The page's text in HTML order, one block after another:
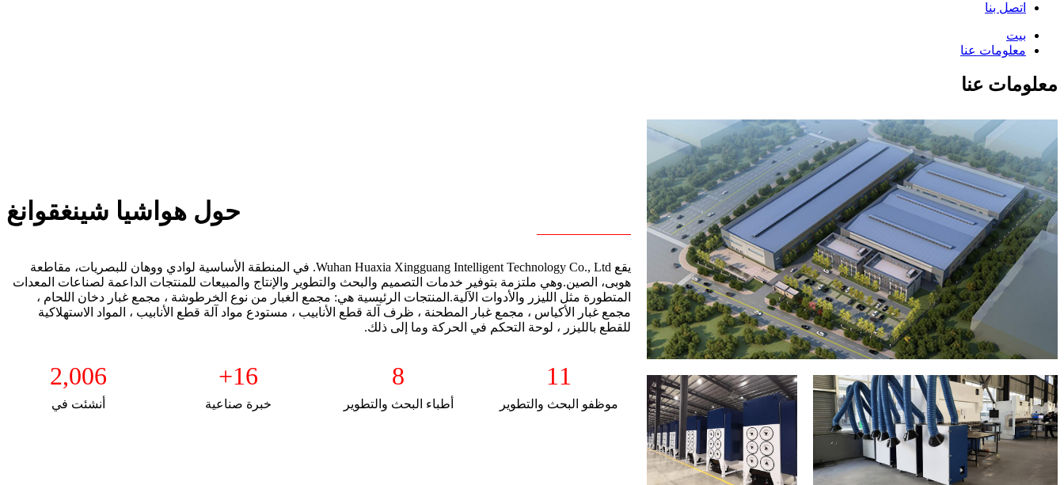
اتصل بنا
بيت
معلومات عنا
معلومات عنا
حول هواشيا شينغقوانغ
يقع Wuhan Huaxia Xingguang Intelligent Technology Co., Ltd. في المنطقة الأساسية لوادي ووهان للبصريات، مقاطعة
هوبى، الصين.وهي ملتزمة بتوفير خدمات التصميم والبحث والتطوير والإنتاج والمبيعات للمنتجات الداعمة لصناعات المعدات
المتطورة مثل الليزر والأدوات الآلية.المنتجات الرئيسية هي: مجمع الغبار من نوع الخرطوشة ، مجمع غبار دخان اللحام ،
مجمع غبار الأكياس ، مجمع غبار المطحنة ، ظرف آلة قطع الأنابيب ، مستودع مواد آلة قطع الأنابيب ، المواد الاستهلاكية
للقطع بالليزر ، لوحة التحكم في الحركة وما إلى ذلك.
2,006
أنشئت في
16
+
خبرة صناعية
8
أطباء البحث والتطوير
11
موظفو البحث والتطوير